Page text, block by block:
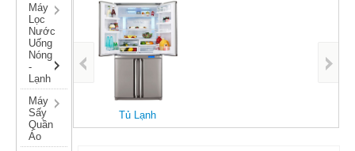
Máy
Lọc
Nước
Uống
Nóng
-
Lạnh
Máy
Sấy
Quần
Áo
Máy Giặt
Tủ